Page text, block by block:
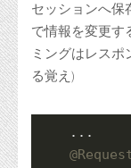
セッションへ保
で情報を変更す
ミングはレスポ
る覚え)
    ...